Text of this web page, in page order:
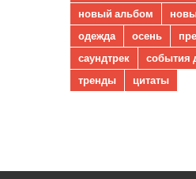
новый альбом
одежда
осень
саундтрек
события
тренды
цитаты